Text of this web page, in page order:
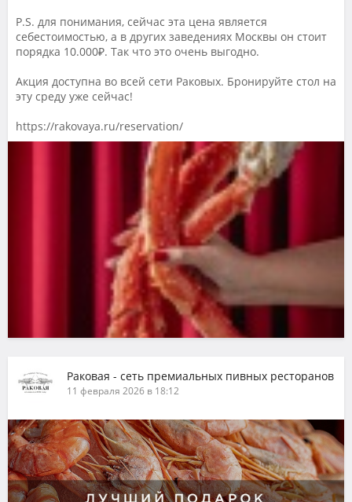
P.S. для понимания, сейчас эта цена является
себестоимостью, а в других заведениях Москвы он стоит
порядка 10.000₽. Так что это очень выгодно.
Акция доступна во всей сети Раковых. Бронируйте стол на
эту среду уже сейчас!
https://rakovaya.ru/reservation/
Раковая - сеть премиальных пивных ресторанов
11 февраля 2026 в 18:12